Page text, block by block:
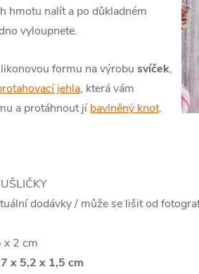
hmotu nalít a po důkladném
vyloupnete.
formu na výrobu svíček,
jehla, která vám
a protáhnout jí bavlněný knot.
dodávky / může se lišit od
x 2 cm
x 5,2 x 1,5 cm